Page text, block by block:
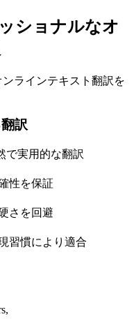
ショナルなオ
ラインテキスト翻訳を
訳
で実用的な翻訳
性を保証
さを回避
習慣により適合